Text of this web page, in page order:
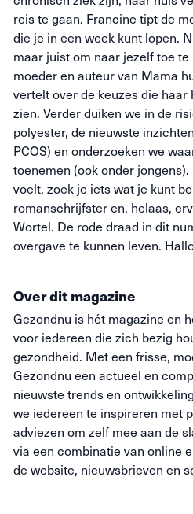
reis te gaan. Francine tipt de
die je in een week kunt lopen.
maar juist om naar jezelf toe
moeder en auteur van Mama
vertelt over de keuzes die haar
zien. Verder duiken we in de
polyester, de nieuwste
PCOS) en onderzoeken we
toenemen (ook onder
voelt, zoek je iets wat je kunt
romanschrijfster en, helaas,
Wortel. De rode draad in dit
overgave te kunnen leven.
Over dit magazine
Gezondnu is hét magazine en
voor iedereen die zich bezig
gezondheid. Met een frisse,
Gezondnu een actueel en
nieuwste trends en
we iedereen te inspireren met
adviezen om zelf mee aan de
via een combinatie van online
de website, nieuwsbrieven en